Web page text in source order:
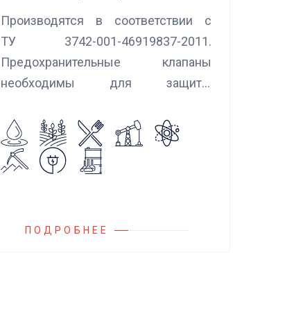
Производятся в соответствии с
ТУ 3742-001-46919837-2011.
Предохранительные клапаны
необходимы для защиты
случаях аварийного повышения
давления, путем сброса среды в
систему низкого давления.
ПОДРОБНЕЕ